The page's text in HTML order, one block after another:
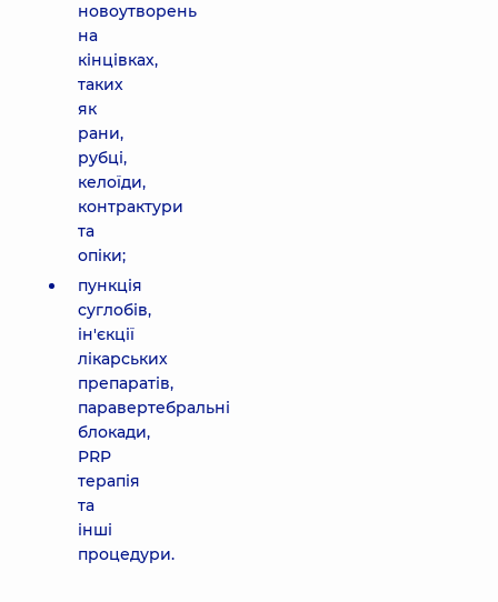
новоутворень
на
кінцівках,
таких
як
рани,
рубці,
келоїди,
контрактури
та
опіки;
пункція
суглобів,
ін'єкції
лікарських
препаратів,
паравертебральні
блокади,
PRP
терапія
та
інші
процедури.